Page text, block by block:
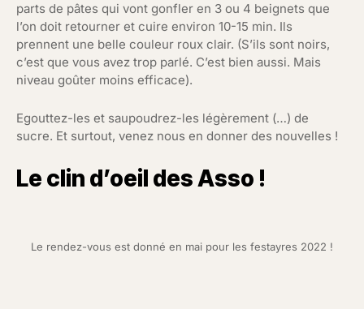
parts de pâtes qui vont gonfler en 3 ou 4 beignets que
l’on doit retourner et cuire environ 10-15 min. Ils
prennent une belle couleur roux clair. (S’ils sont noirs,
c’est que vous avez trop parlé. C’est bien aussi. Mais
niveau goûter moins efficace).
Egouttez-les et saupoudrez-les légèrement (…) de
sucre. Et surtout, venez nous en donner des nouvelles !
Le clin d’oeil des Asso !
Le rendez-vous est donné en mai pour les festayres 2022 !